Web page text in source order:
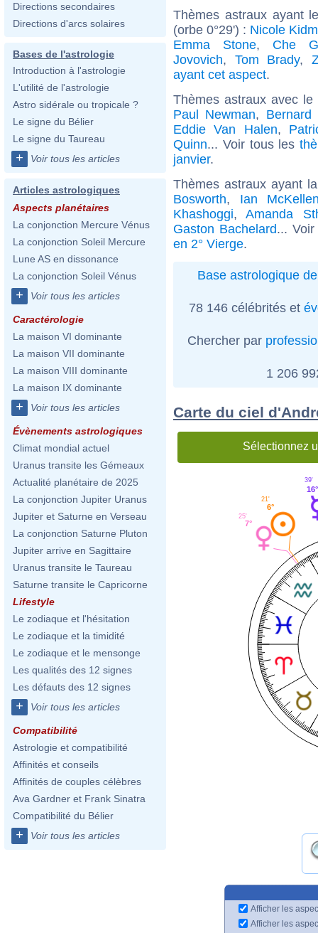
Directions secondaires
Directions d'arcs solaires
Bases de l'astrologie
Introduction à l'astrologie
L'utilité de l'astrologie
Astro sidérale ou tropicale ?
Le signe du Bélier
Le signe du Taureau
+ Voir tous les articles
Articles astrologiques
Aspects planétaires
La conjonction Mercure Vénus
La conjonction Soleil Mercure
Lune AS en dissonance
La conjonction Soleil Vénus
+ Voir tous les articles
Caractérologie
La maison VI dominante
La maison VII dominante
La maison VIII dominante
La maison IX dominante
+ Voir tous les articles
Évènements astrologiques
Climat mondial actuel
Uranus transite les Gémeaux
Actualité planétaire de 2025
La conjonction Jupiter Uranus
Jupiter et Saturne en Verseau
La conjonction Saturne Pluton
Jupiter arrive en Sagittaire
Uranus transite le Taureau
Saturne transite le Capricorne
Lifestyle
Le zodiaque et l'hésitation
Le zodiaque et la timidité
Le zodiaque et le mensonge
Les qualités des 12 signes
Les défauts des 12 signes
+ Voir tous les articles
Compatibilité
Astrologie et compatibilité
Affinités et conseils
Affinités de couples célèbres
Ava Gardner et Frank Sinatra
Compatibilité du Bélier
+ Voir tous les articles
Thèmes astraux ayant
(orbe 0°29') : Nicole
Emma Stone, Che
Jovovich, Tom Brady,
ayant cet aspect.
Thèmes astraux avec
Paul Newman, Bernard
Eddie Van Halen,
Quinn... Voir tous les
janvier.
Thèmes astraux ayant
Bosworth, Ian
Khashoggi,Amanda
Gaston Bachelard...
en 2° Vierge.
Base astrologique
78 146 célébrités et
Chercher par
1 206
Carte du ciel
Sélectionnez
16°
39'
6°
21'
7°
25'
Afficher les
Afficher les